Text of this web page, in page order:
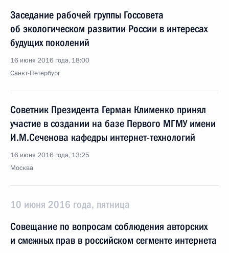
Заседание рабочей группы Госсовета
об экологическом развитии России в интересах
будущих поколений
16 июня 2016 года, 18:00
Санкт-Петербург
Советник Президента Герман Клименко принял
участие в создании на базе Первого МГМУ имени
И.М.Сеченова кафедры интернет-технологий
16 июня 2016 года, 13:25
Москва
10 июня 2016 года, пятница
Совещание по вопросам соблюдения авторских
и смежных прав в российском сегменте интернета